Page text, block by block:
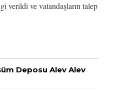
verildi ve vatandaşların talep
Deposu Alev Alev